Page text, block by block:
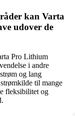
kan Varta
udover de
Pro Lithium
i andre
og lang
til mange
fleksibilitet og